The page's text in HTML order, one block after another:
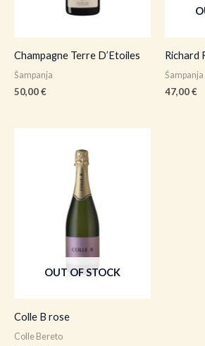
Champagne Terre D’Etoiles
Šampanja
50,00€
Richard
Šampanja
47,00€
OUT OF STOCK
Colle B rose
Colle Bereto